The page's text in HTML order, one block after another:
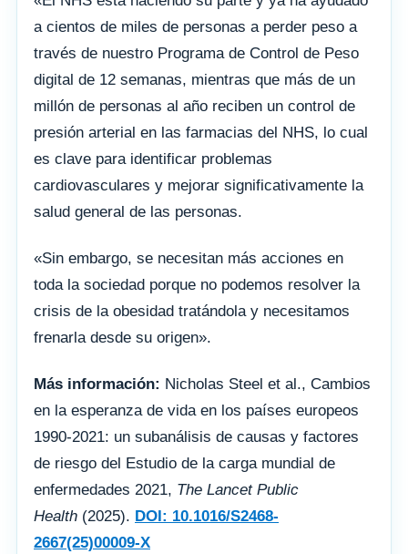
a cientos de miles de personas a perder peso a
través de nuestro Programa de Control de Peso
digital de 12 semanas, mientras que más de un
millón de personas al año reciben un control de
presión arterial en las farmacias del NHS, lo cual
es clave para identificar problemas
cardiovasculares y mejorar significativamente la
salud general de las personas.
«Sin embargo, se necesitan más acciones en
toda la sociedad porque no podemos resolver la
crisis de la obesidad tratándola y necesitamos
frenarla desde su origen».
Más información: Nicholas Steel et al., Cambios
en la esperanza de vida en los países europeos
1990-2021: un subanálisis de causas y factores
de riesgo del Estudio de la carga mundial de
enfermedades 2021, The Lancet Public
Health (2025). DOI: 10.1016/S2468-
2667(25)00009-X